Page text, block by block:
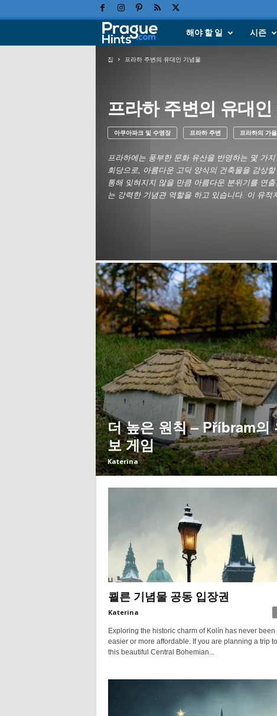
라
휴
가
,
여
트
및
팁
해야 할 일 시즌
집 프라하 주변의 유대인 기념물
프라하 주변의 유대
아쿠아파크 및 수영장 프라하 주변 프라하의 가
프라하에는 풍부한 문화 유산을 반영하는 몇 가
회당으로, 아름다운 고딕 양식의 건축물을 감상
통해 잊혀지지 않을 만큼 아름다운 분위기를 연
는 강력한 기념관 역할을 하고 있습니다. 이 유
더 높은 원칙 – Příbram의
보 게임
Katerina
쾰른 기념물 공동 입장권
Katerina
Exploring the historic charm of Kolín has never been
easier or more affordable. If you are planning a trip to
this beautiful Central Bohemian...